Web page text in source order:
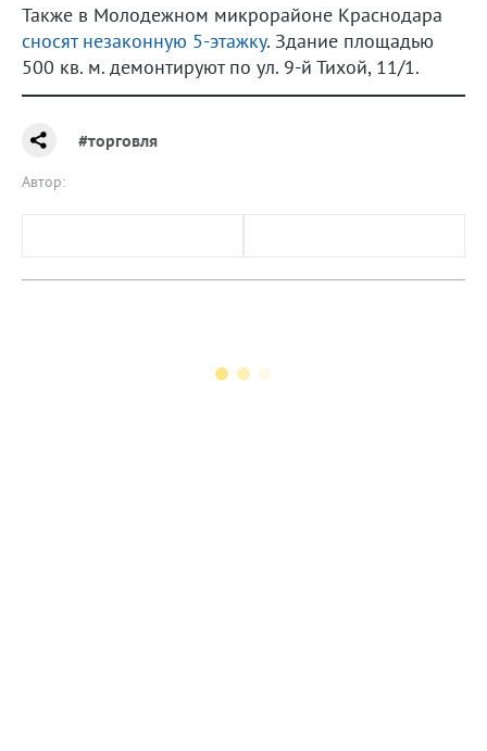
Также в Молодежном микрорайоне Краснодара
сносят незаконную 5-этажку. Здание площадью
500 кв. м. демонтируют по ул. 9-й Тихой, 11/1.
#торговля
Автор: